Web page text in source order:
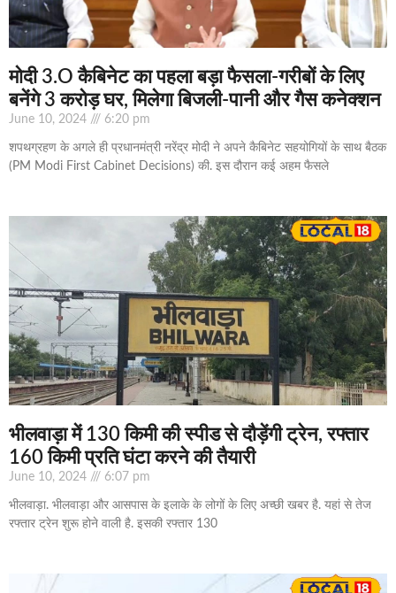
मोदी 3.O कैबिनेट का पहला बड़ा फैसला-गरीबों के ल‍िए
बनेंगे 3 करोड़ घर, म‍िलेगा बिजली-पानी और गैस कनेक्‍शन
June 10, 2024 6:20 pm
शपथग्रहण के अगले ही प्रधानमंत्री नरेंद्र मोदी ने अपने कैबिनेट सहयोग‍ियों के साथ बैठक
(PM Modi First Cabinet Decisions) की. इस दौरान कई अहम फैसले
भीलवाड़ा में 130 किमी की स्पीड से दौड़ेंगी ट्रेन, रफ्तार
160 किमी प्रति घंटा करने की तैयारी
June 10, 2024 6:07 pm
भीलवाड़ा. भीलवाड़ा और आसपास के इलाके के लोगों के लिए अच्छी खबर है. यहां से तेज
रफ्तार ट्रेन शुरू होने वाली है. इसकी रफ्तार 130